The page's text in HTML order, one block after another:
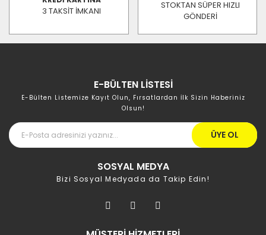
3 TAKSİT İMKANI
STOKTAN SÜPER HIZLI
GÖNDERİ
E-BÜLTEN LİSTESİ
E-Bülten Listemize Kayıt Olun, Fırsatlardan İlk Sizin Haberiniz
Olsun!
ÜYE OL
SOSYAL MEDYA
Bizi Sosyal Medyada da Takip Edin!